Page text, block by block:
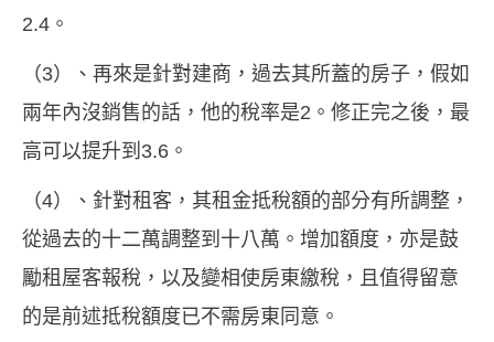
2.4。
（3）、再來是針對建商，過去其所蓋的房子，假如
兩年內沒銷售的話，他的稅率是2。修正完之後，最
高可以提升到3.6。
（4）、針對租客，其租金抵稅額的部分有所調整，
從過去的十二萬調整到十八萬。增加額度，亦是鼓
勵租屋客報稅，以及變相使房東繳稅，且值得留意
的是前述抵稅額度已不需房東同意。